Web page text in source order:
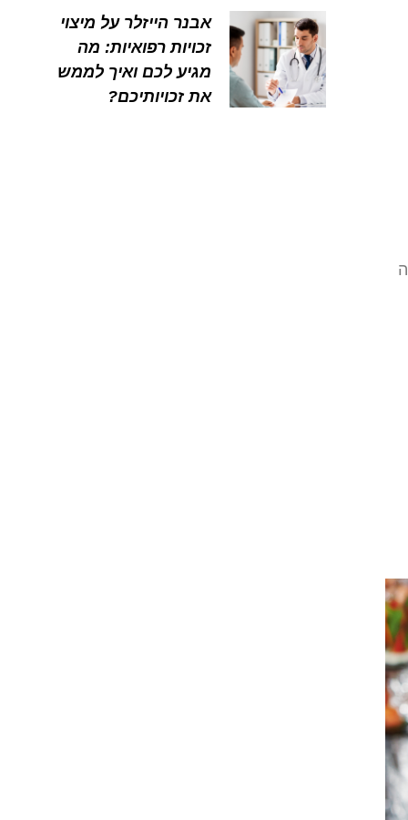
אבנר הייזלר על מיצוי
זכויות רפואיות: מה
מגיע לכם ואיך לממש
את זכויותיכם?